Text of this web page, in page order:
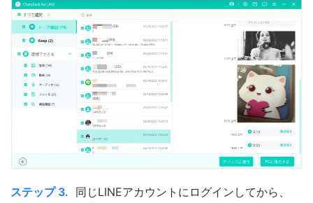
ステップ 3. 同じLINEアカウントにログインしてから、